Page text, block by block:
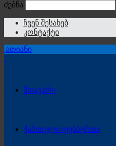
ძებნა
ჩვენ შესახებ
კონტაქტი
ათიანი
მთავარი
ქართული ფეხბურთი